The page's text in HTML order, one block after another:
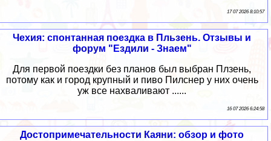
17 07 2026 8:10:57
Чехия: спонтанная поездка в Пльзень. Отзывы и
форум "Ездили - Знаем"
Для первой поездки без планов был выбран Плзень,
потому как и город крупный и пиво Пилснер у них очень
уж все нахваливают ......
16 07 2026 6:24:58
Достопримечательности Каяни: обзор и фото